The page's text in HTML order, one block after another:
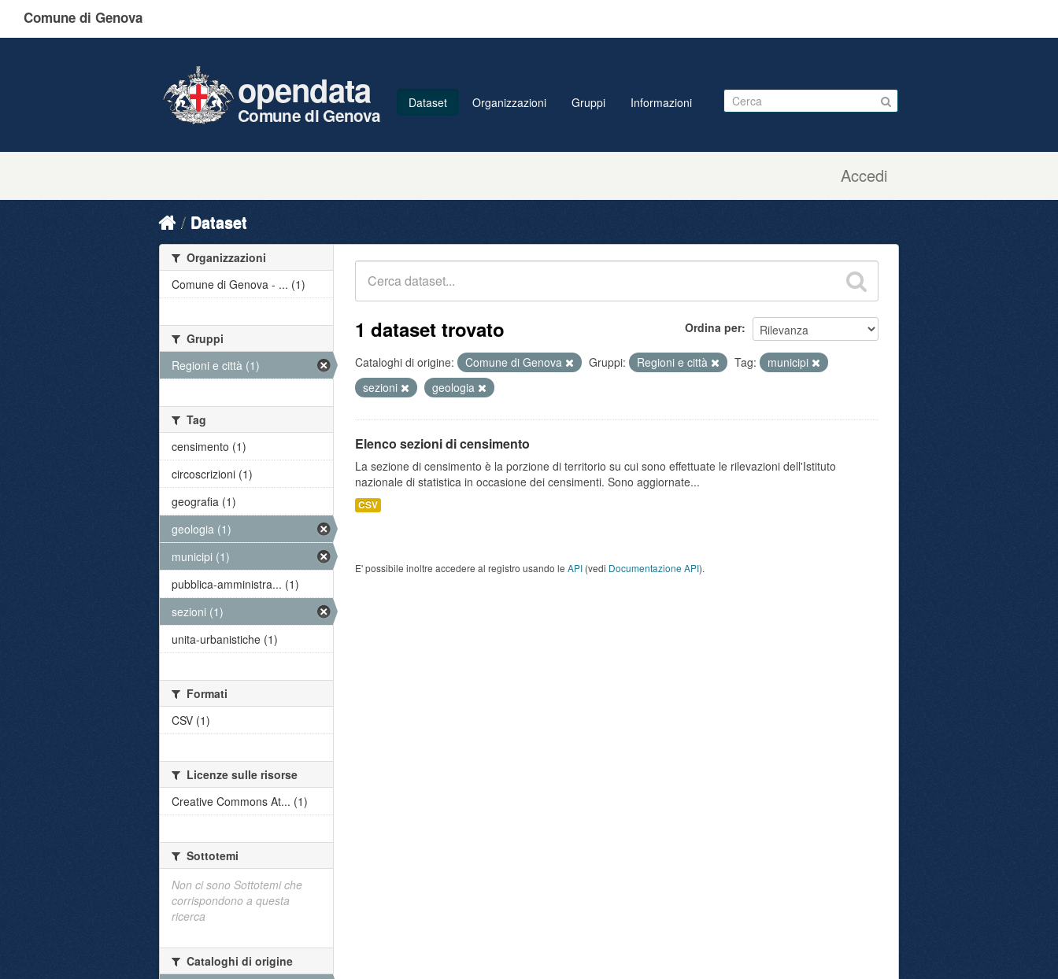
Comune di Genova
Accedi
opendata
Comune di Genova
Dataset Organizzazioni Gruppi Informazioni
Dataset
Ordina per
1 dataset trovato
Cataloghi di origine: Comune di Genova Gruppi: Regioni e città Tag:
municipi
sezioni
geologia
Elenco sezioni di censimento
La sezione di censimento è la porzione di territorio su cui sono effettuate le rilevazioni dell'Istituto
nazionale di statistica in occasione dei censimenti. Sono aggiornate...
CSV
E' possibile inoltre accedere al registro usando le API (vedi Documentazione API).
Organizzazioni
Comune di Genova - ... (1)
Gruppi
Regioni e città (1)
Tag
censimento (1)
circoscrizioni (1)
geografia (1)
geologia (1)
municipi (1)
pubblica-amministra... (1)
sezioni (1)
unita-urbanistiche (1)
Formati
CSV (1)
Licenze sulle risorse
Creative Commons At... (1)
Sottotemi
Non ci sono Sottotemi che
corrispondono a questa
ricerca
Cataloghi di origine